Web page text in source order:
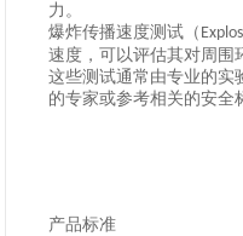
力。
爆炸传播速度测试（
速度，可以评估其对周围
这些测试通常由专业的实
的专家或参考相关的安全
产品标准